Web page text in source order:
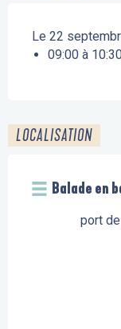
Le 22
09:00 à
LOCALISATION
Balade en
port